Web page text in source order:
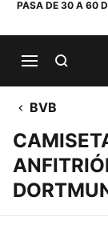
PASA DE 30 A 60
BVB